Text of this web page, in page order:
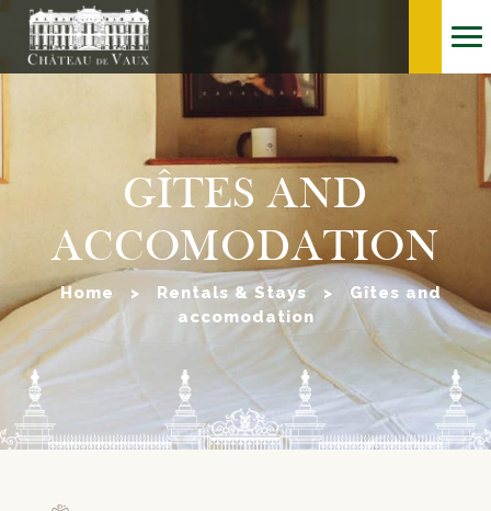
GÎTES AND
ACCOMODATION
Home > Rentals & Stays >
Gîtes and
accomodation